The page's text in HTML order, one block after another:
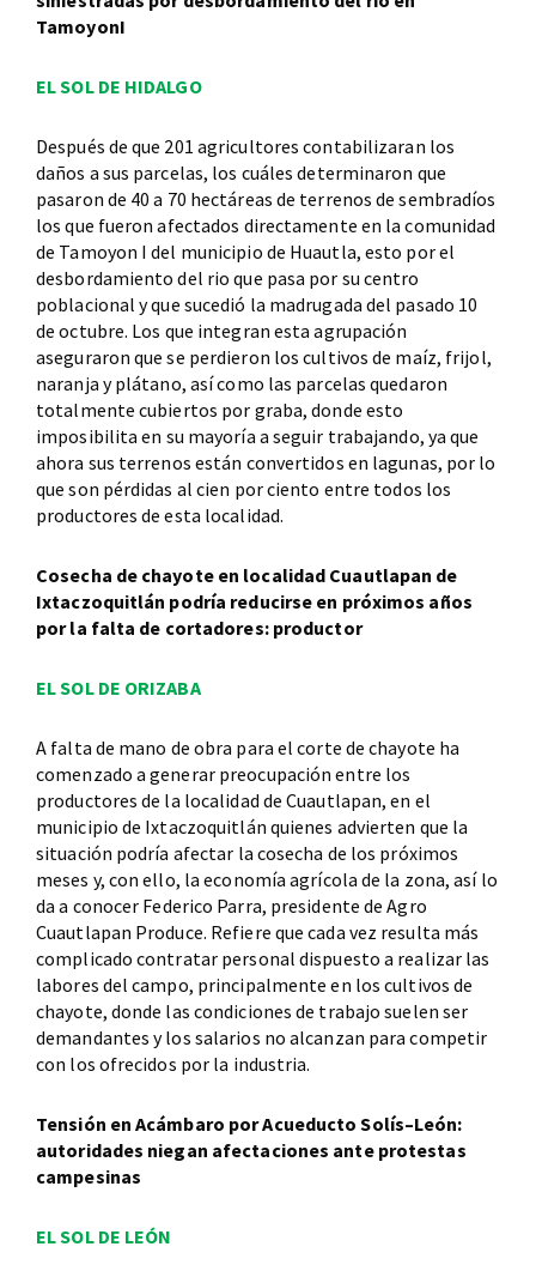
TamoyonI
EL SOL DE HIDALGO
Después de que 201 agricultores contabilizaran los
daños a sus parcelas, los cuáles determinaron que
pasaron de 40 a 70 hectáreas de terrenos de sembradíos
los que fueron afectados directamente en la comunidad
de Tamoyon I del municipio de Huautla, esto por el
desbordamiento del rio que pasa por su centro
poblacional y que sucedió la madrugada del pasado 10
de octubre. Los que integran esta agrupación
aseguraron que se perdieron los cultivos de maíz, frijol,
naranja y plátano, así como las parcelas quedaron
totalmente cubiertos por graba, donde esto
imposibilita en su mayoría a seguir trabajando, ya que
ahora sus terrenos están convertidos en lagunas, por lo
que son pérdidas al cien por ciento entre todos los
productores de esta localidad.
Cosecha de chayote en localidad Cuautlapan de
Ixtaczoquitlán podría reducirse en próximos años
por la falta de cortadores: productor
EL SOL DE ORIZABA
A falta de mano de obra para el corte de chayote ha
comenzado a generar preocupación entre los
productores de la localidad de Cuautlapan, en el
municipio de Ixtaczoquitlán quienes advierten que la
situación podría afectar la cosecha de los próximos
meses y, con ello, la economía agrícola de la zona, así lo
da a conocer Federico Parra, presidente de Agro
Cuautlapan Produce. Refiere que cada vez resulta más
complicado contratar personal dispuesto a realizar las
labores del campo, principalmente en los cultivos de
chayote, donde las condiciones de trabajo suelen ser
demandantes y los salarios no alcanzan para competir
con los ofrecidos por la industria.
Tensión en Acámbaro por Acueducto Solís–León:
autoridades niegan afectaciones ante protestas
campesinas
EL SOL DE LEÓN